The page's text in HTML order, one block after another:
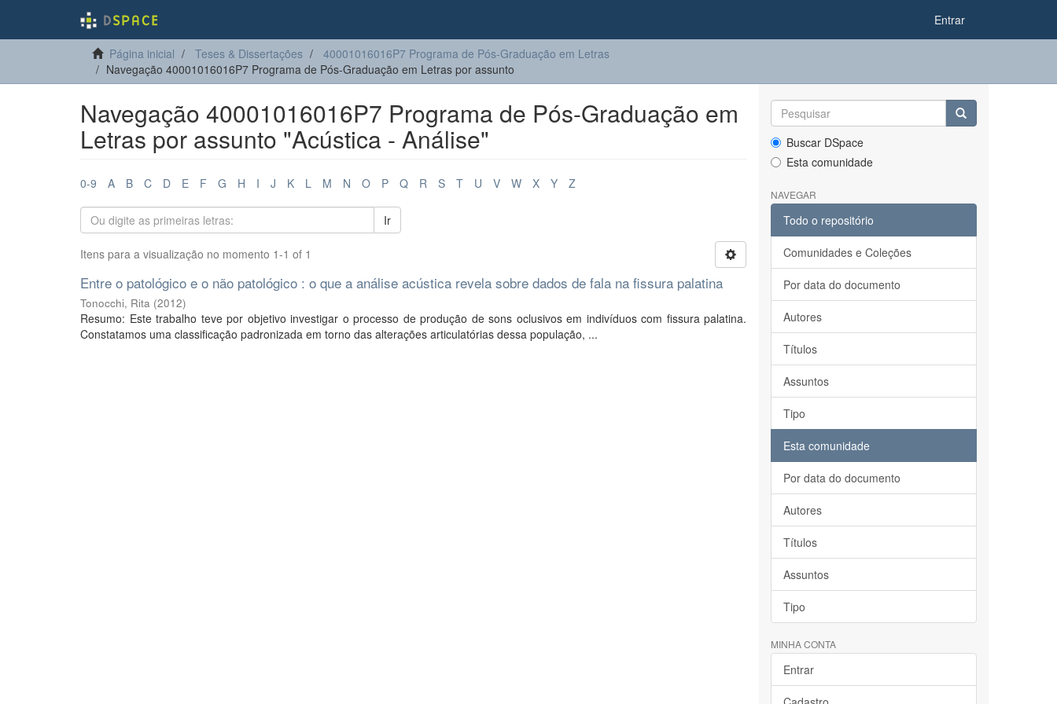
Entrar
Página inicial Teses & Dissertações
40001016016P7 Programa de Pós-Graduação em Letras
Navegação 40001016016P7 Programa de Pós-Graduação em Letras por assunto
Navegação 40001016016P7 Programa de Pós-Graduação em
Letras por assunto "Acústica - Análise"
0-9 A B C D E F G H I J K L M N O P Q R S T U V W X Y Z
Ir
Itens para a visualização no momento 1-1 of 1
Entre o patológico e o não patológico : o que a análise acústica revela sobre dados de fala na fissura palatina
Tonocchi, Rita (2012)
Resumo: Este trabalho teve por objetivo investigar o processo de produção de sons oclusivos em indivíduos com fissura palatina.
Constatamos uma classificação padronizada em torno das alterações articulatórias dessa população, ...
Buscar DSpace
Esta comunidade
NAVEGAR
Todo o repositório
Comunidades e Coleções
Por data do documento
Autores
Títulos
Assuntos
Tipo
Esta comunidade
Por data do documento
Autores
Títulos
Assuntos
Tipo
MINHA CONTA
Entrar